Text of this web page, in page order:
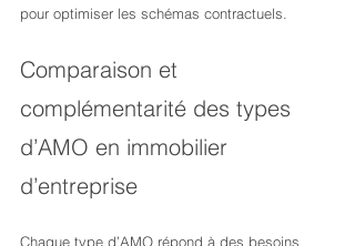
pour optimiser les schémas contractuels.
Comparaison et
complémentarité des types
d’AMO en immobilier
d’entreprise
Chaque type d’AMO répond à des besoins